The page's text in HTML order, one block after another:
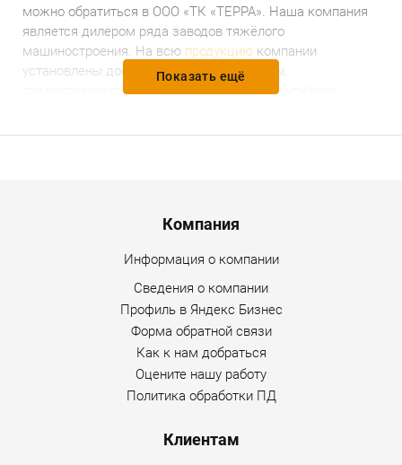
можно обратиться в ООО «ТК «ТЕРРА». Наша компания
является дилером ряда заводов тяжёлого
машиностроения. На всю продукцию компании
установлены доступные и разумные цены,
предоставляется гарантийное и послегарантийное
Показать ещё
Компания
Информация о компании
Сведения о компании
Профиль в Яндекс Бизнес
Форма обратной связи
Как к нам добраться
Оцените нашу работу
Политика обработки ПД
Клиентам